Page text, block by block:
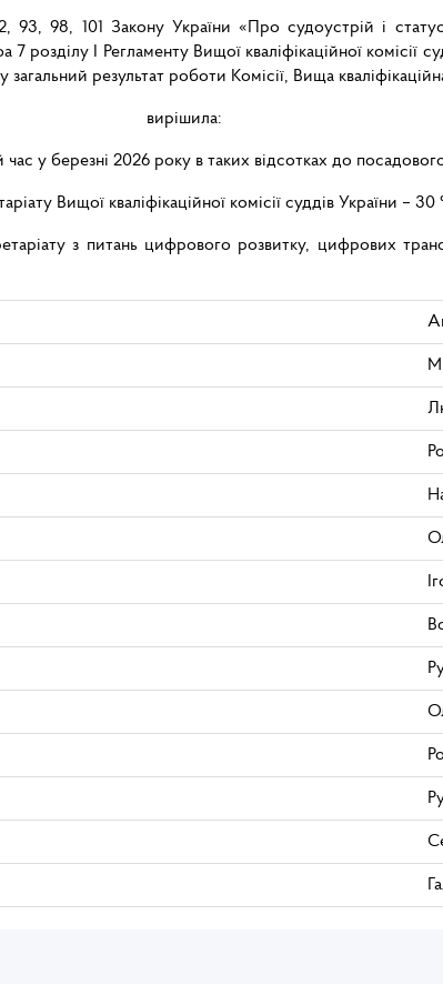
93, 98, 101 Закону України «Про судоустрій і
розділу I Регламенту Вищої кваліфікаційної комісії
результат роботи Комісії, Вища
вирішила:
у березні 2026 року в таких відсотках до
Вищої кваліфікаційної комісії суддів України – 30
з питань цифрового розвитку, цифрових